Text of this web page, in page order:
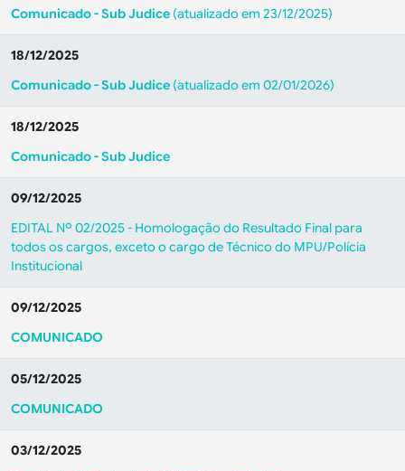
Comunicado - Sub Judice (atualizado em 23/12/2025)
18/12/2025
Comunicado - Sub Judice (atualizado em 02/01/2026)
18/12/2025
Comunicado - Sub Judice
09/12/2025
EDITAL Nº 02/2025 - Homologação do Resultado Final para
todos os cargos, exceto o cargo de Técnico do MPU/Polícia
Institucional
09/12/2025
COMUNICADO
05/12/2025
COMUNICADO
03/12/2025